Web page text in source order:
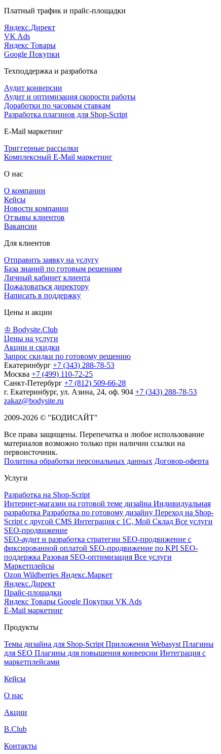
Платный трафик и прайс-площадки
Яндекс.Директ
VK Ads
Яндекс Товары
Google Покупки
Техподдержка и разработка
Аудит конверсии
Аудит и оптимизация скорости работы
Доработки по часовым ставкам
Разработка плагинов для Shop-Script
E-Mail маркетинг
Триггерные рассылки
Комплексный E-Mail маркетинг
О нас
О компании
Кейсы
Новости компании
Отзывы клиентов
Вакансии
Для клиентов
Отправить заявку на услугу
База знаний по готовым решениям
Личный кабинет клиента
Пожаловаться директору
Написать в поддержку
Цены и акции
♔ Bodysite.Club
Цены на услуги
Акции и скидки
Запрос скидки по готовому решению
Екатеринбург +7 (343) 288-78-53
Москва +7 (499) 110-72-25
Санкт-Петербург +7 (812) 509-66-28
г. Екатеринбург, ул. Азина, 24, оф. 904 +7 (343) 288-78-53
zakaz@bodysite.ru
2009-2026 © "БОДИСАЙТ"
Все права защищены. Перепечатка и любое использование
материалов возможно только при наличии ссылки на
первоисточник.
Политика обработки персональных данных Договор-оферта
Услуги
Разработка на Shop-Script
Интернет-магазин на готовой теме дизайна Индивидуальная
разработка Разработка по готовому дизайну Переход на Shop-
Script с другой CMS Интеграция с 1С, Мой Склад Все услуги
SEO-продвижение
SEO-аудит и разработка стратегии SEO-продвижение с
фиксированной оплатой SEO-продвижение по KPI SEO-
поддержка Разовая SEO-оптимизация Все услуги
Маркетплейсы
Ozon Wildberries Яндекс.Маркет
Яндекс.Директ
Прайс-площадки
Яндекс Товары Google Покупки VK Ads
E-Mail маркетинг
Продукты
Темы дизайна для Shop-Script Приложения Webasyst Плагины
для SEO Плагины для повышения конверсии Интеграция с
маркетплейсами
Кейсы
О нас
Акции
B.Club
Контакты